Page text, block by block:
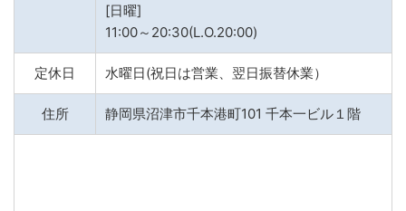
[日曜]
11:00～20:30(L.O.20:00)
定休日 水曜日(祝日は営業、翌日振替休業）
住所 静岡県沼津市千本港町101 千本一ビル１階